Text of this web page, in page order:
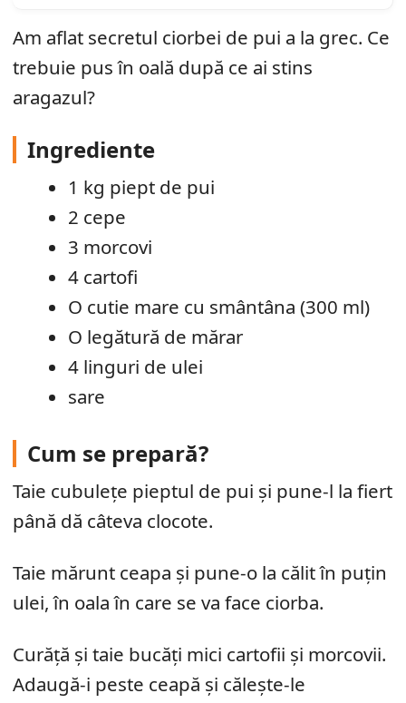
Am aflat secretul ciorbei de pui a la grec. Ce
trebuie pus în oală după ce ai stins
aragazul?
Ingrediente
1 kg piept de pui
2 cepe
3 morcovi
4 cartofi
O cutie mare cu smântâna (300 ml)
O legătură de mărar
4 linguri de ulei
sare
Cum se prepară?
Taie cubulețe pieptul de pui și pune-l la fiert
până dă câteva clocote.
Taie mărunt ceapa și pune-o la călit în puțin
ulei, în oala în care se va face ciorba.
Curăță și taie bucăți mici cartofii și morcovii.
Adaugă-i peste ceapă și călește-le